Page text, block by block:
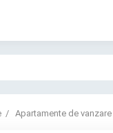
Apartamente de vanzare